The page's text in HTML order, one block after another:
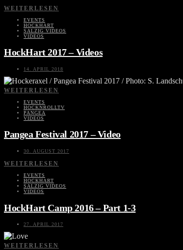
WEITERLESEN
EVENTS
HOCKHART
SALZIG VIDEOS
VIDEOS
HockHart 2017 – Videos
14. APRIL 2018
WEITERLESEN
EVENTS
HOCKNROLLTV
PANGEA
VIDEOS
Pangea Festival 2017 – Video
30. AUGUST 2017
WEITERLESEN
EVENTS
HOCKHART
SALZIG VIDEOS
VIDEOS
HockHart Camp 2016 – Part 1-3
27. APRIL 2017
WEITERLESEN